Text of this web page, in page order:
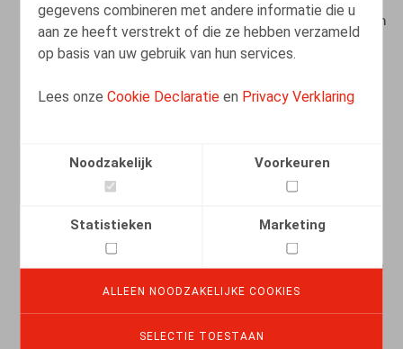
gegevens combineren met andere informatie die u
aan ze heeft verstrekt of die ze hebben verzameld
op basis van uw gebruik van hun services.
Lees onzeCookie Declaratie en Privacy Verklaring
Noodzakelijk Voorkeuren
Statistieken Marketing
ALLEEN NOODZAKELIJKE COOKIES
SELECTIE TOESTAAN
de personen of diensten die dergelijke onderzoeken
uitvoeren;
uitgevoerd;
werkplaatsen, lockers, bedrijfsdocumenten, het
analyseren van camerabeelden en
de mogelijke gevolgen van een privaat onderzoek;
de rechten van de betrokken werknemers tijdens en
na het onderzoek.
Vorm: cao, arbeidsreglement of policy?